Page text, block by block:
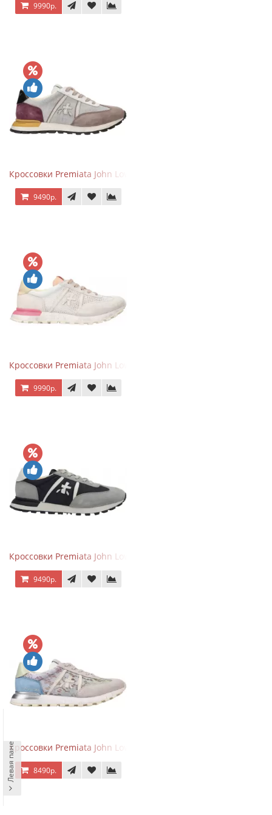
9990р.
Кроссовки Premiata John Low Gray Brown Purple
9490р.
Кроссовки Premiata John Low Gray Pink
9990р.
Кроссовки Premiata John Low Grey Black
9490р.
Кроссовки Premiata John Low Lace Blue Beige
8490р.
Левая панель